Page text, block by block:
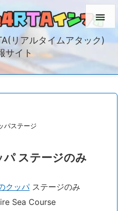
リアルタイムアタック)
サイト

パステージ
ステージのみ
クッパステージのみ
Sea Course